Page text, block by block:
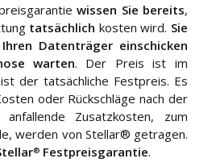
wissen Sie bereits,
tatsächlich kosten wird. Sie
Datenträger einschicken
warten. Der Preis ist im
der tatsächliche Festpreis. Es
oder Rückschläge nach der
anfallende Zusatzkosten, zum
werden von Stellar® getragen.
® Festpreisgarantie.